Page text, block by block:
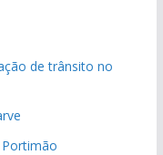
de trânsito no